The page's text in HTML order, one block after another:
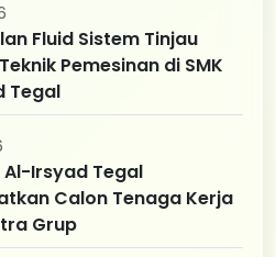
Fluid Sistem Tinjau
Pemesinan di SMK
Tegal
Al-Irsyad Tegal
Calon Tenaga Kerja
Grup